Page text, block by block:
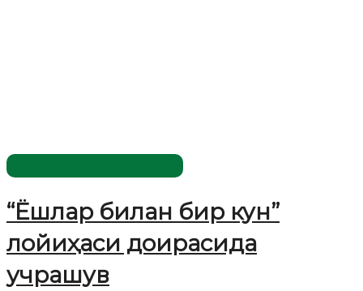
“Ёшлар билан бир кун”
лойиҳаси доирасида
учрашув